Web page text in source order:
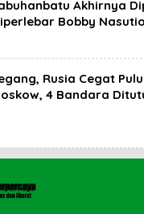
Akhirnya
Bobby
Rusia Cegat
4 Bandara